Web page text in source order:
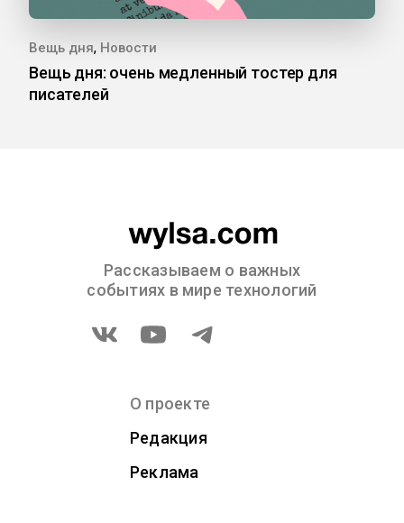
Вещь дня, Новости
Вещь дня: очень медленный тостер для
писателей
Рассказываем о важных
событиях в мире технологий
О проекте
Редакция
Реклама